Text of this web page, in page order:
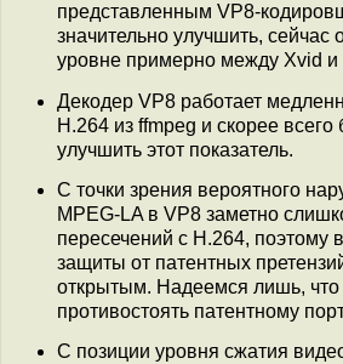
представленным VP8-
значительно улучшить, сейчас
уровне примерно между Xvid и
Декодер VP8 работает
H.264 из ffmpeg и скорее всего
улучшить этот показатель.
С точки зрения вероятного
MPEG-LA в VP8 заметно
пересечений с H.264, поэтому
защиты от патентных
открытым. Надеемся лишь, что
противостоять патентному
C позиции уровня сжатия